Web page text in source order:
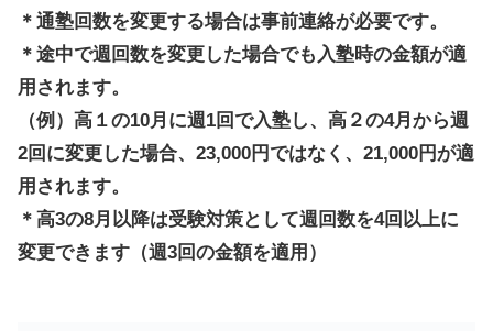
＊通塾回数を変更する場合は事前連絡が必要です。
＊途中で週回数を変更した場合でも入塾時の金額が適
用されます。
（例）高１の10月に週1回で入塾し、高２の4月から週
2回に変更した場合、23,000円ではなく、21,000円が適
用されます。
＊高3の8月以降は受験対策として週回数を4回以上に
変更できます （週3回の金額を適用）